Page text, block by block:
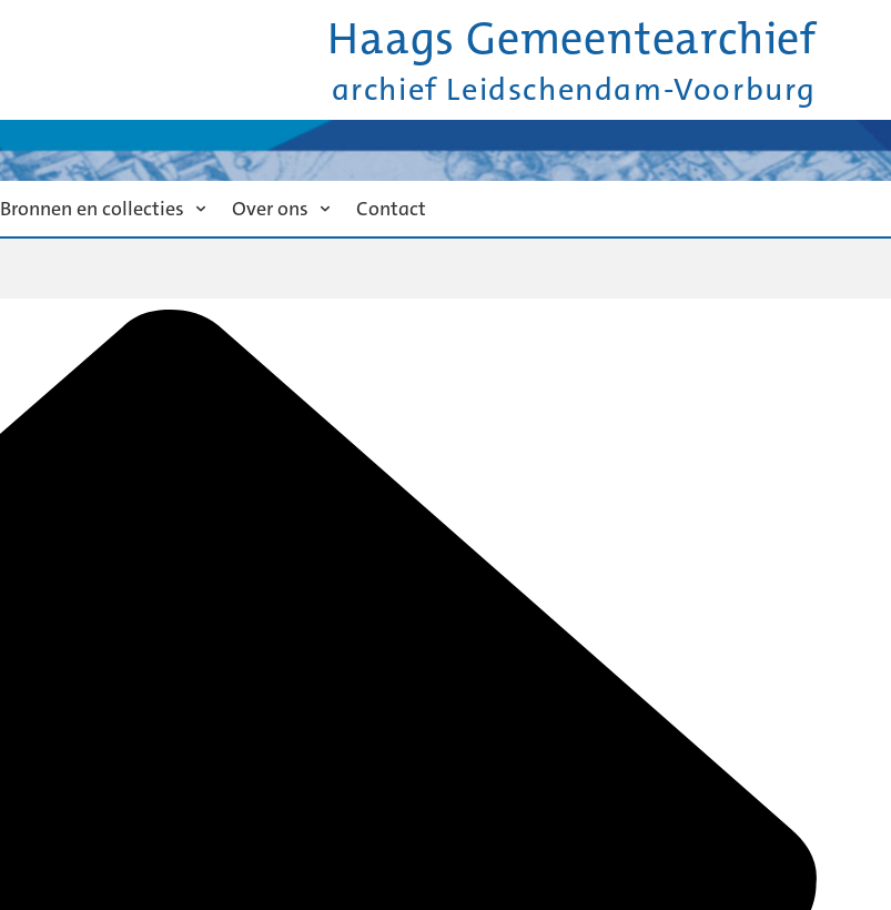
Haags Gemeentearchief
archief Leidschendam-Voorburg
Bronnen en collecties Over ons Contact